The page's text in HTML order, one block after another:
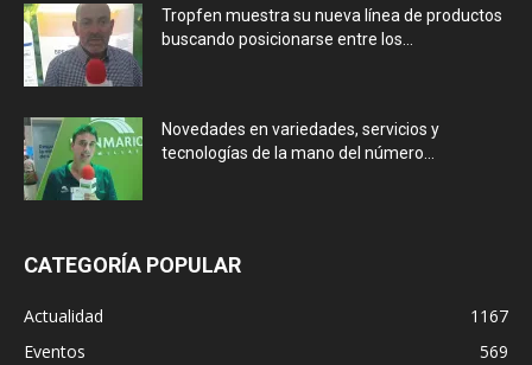
Tropfen muestra su nueva línea de productos
buscando posicionarse entre los...
Novedades en variedades, servicios y
tecnologías de la mano del número...
CATEGORÍA POPULAR
Actualidad
1167
Eventos
569